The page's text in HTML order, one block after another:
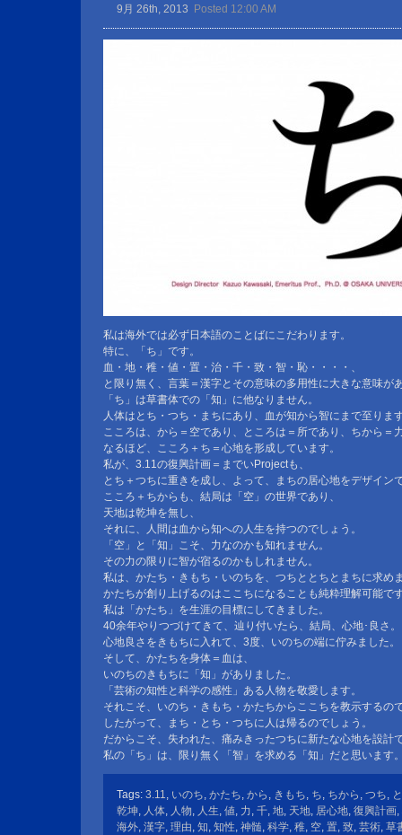
9月 26th, 2013 Posted 12:00 AM
私は海外では必ず日本語のことばにこだわります。
特に、「ち」です。
血・地・稚・値・置・治・千・致・智・恥・・・・、
と限り無く、言葉＝漢字とその意味の多用性に大きな意味が
「ち」は草書体での「知」に他なりません。
人体はとち・つち・まちにあり、血が知から智にまで至りま
こころは、から＝空であり、ところは＝所であり、ちから＝
なるほど、こころ＋ち＝心地を形成しています。
私が、3.11の復興計画＝までいProjectも、
とち＋つちに重きを成し、よって、まちの居心地をデザイン
こころ＋ちからも、結局は「空」の世界であり、
天地は乾坤を無し、
それに、人間は血から知への人生を持つのでしょう。
「空」と「知」こそ、力なのかも知れません。
その力の限りに智が宿るのかもしれません。
私は、かたち・きもち・いのちを、つちととちとまちに求め
かたちが創り上げるのはここちになることも純粋理解可能で
私は「かたち」を生涯の目標にしてきました。
40余年やりつづけてきて、辿り付いたら、結局、心地･良さ。
心地良さをきもちに入れて、3度、いのちの端に佇みました。
そして、かたちを身体＝血は、
いのちのきもちに「知」がありました。
「芸術の知性と科学の感性」ある人物を敬愛します。
それこそ、いのち・きもち・かたちからここちを教示するの
したがって、まち・とち・つちに人は帰るのでしょう。
だからこそ、失われた、痛みきったつちに新たな心地を設計
私の「ち」は、限り無く「智」を求める「知」だと思います
Tags: 3.11 いのち かたち から きもち ち ちから つち
乾坤
人体 人物 人生 値 力 千 地 天地 居心地 復興計画
海外 漢字 理由 知 知性 神髄 科学 稚 空 置 致 芸術 草